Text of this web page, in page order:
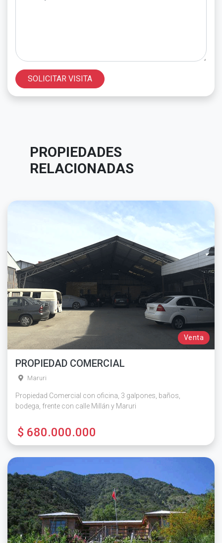
SOLICITAR VISITA
PROPIEDADES
RELACIONADAS
Venta
PROPIEDAD COMERCIAL
Maruri
Propiedad Comercial con oficina, 3 galpones, baños,
bodega, frente con calle Millán y Maruri
$ 680.000.000